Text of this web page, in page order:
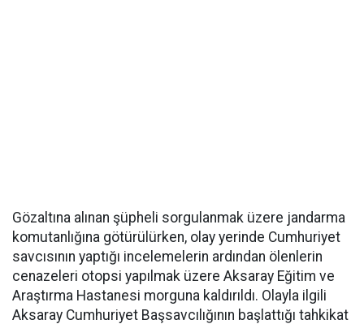
Gözaltına alınan şüpheli sorgulanmak üzere jandarma
komutanlığına götürülürken, olay yerinde Cumhuriyet
savcısının yaptığı incelemelerin ardından ölenlerin
cenazeleri otopsi yapılmak üzere Aksaray Eğitim ve
Araştırma Hastanesi morguna kaldırıldı. Olayla ilgili
Aksaray Cumhuriyet Başsavcılığının başlattığı tahkikat